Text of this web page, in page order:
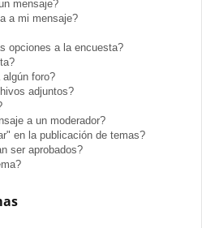
mensaje?
a mi mensaje?
opciones a la encuesta?
foro?
adjuntos?
a un moderador?
en la publicación de temas?
ser aprobados?